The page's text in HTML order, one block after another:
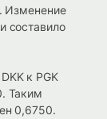
Изменение
составило
к PGK
Таким
0,6750.